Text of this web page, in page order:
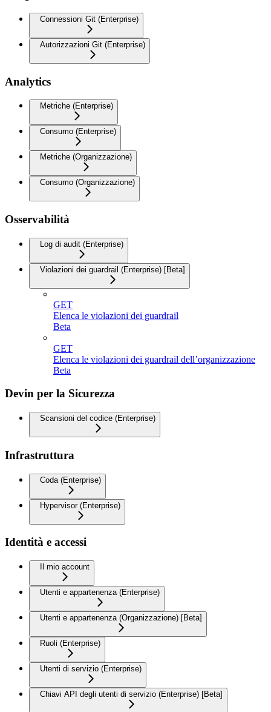
Connessioni Git (Enterprise)
Autorizzazioni Git (Enterprise)
Analytics
Metriche (Enterprise)
Consumo (Enterprise)
Metriche (Organizzazione)
Consumo (Organizzazione)
Osservabilità
Log di audit (Enterprise)
Violazioni dei guardrail (Enterprise) [Beta]
GET
Elenca le violazioni dei guardrail
Beta
GET
Elenca le violazioni dei guardrail dell’organizzazione
Beta
Devin per la Sicurezza
Scansioni del codice (Enterprise)
Infrastruttura
Coda (Enterprise)
Hypervisor (Enterprise)
Identità e accessi
Il mio account
Utenti e appartenenza (Enterprise)
Utenti e appartenenza (Organizzazione) [Beta]
Ruoli (Enterprise)
Utenti di servizio (Enterprise)
Chiavi API degli utenti di servizio (Enterprise) [Beta]